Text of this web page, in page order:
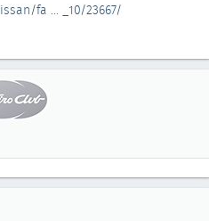
предвестник серии VQ.
гв вроде бы... Он
(FairLady).
так не получится. Только
как они похожи, но не
до 89 года выпыскулись
а потом уже три литра
RB20ЕТ
fa ... _10/23667/